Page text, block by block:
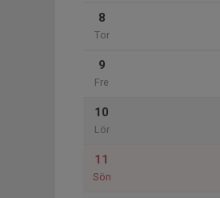
8
Tor
9
Fre
10
Lör
11
Sön